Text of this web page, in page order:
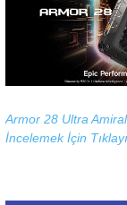
Armor 28 Ultra
İncelemek İçin